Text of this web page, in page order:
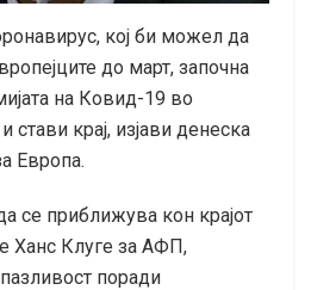
кој би можел да
до март, започна
на Ковид-19 во
крај, изјави денеска
Европа.
се приближува кон крајот
Ханс Клуге за АФП,
поради